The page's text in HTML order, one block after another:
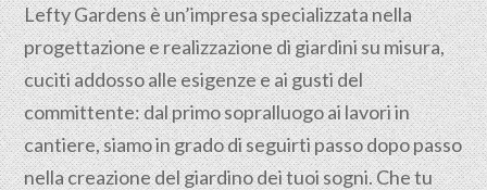
Lefty Gardens è un’impresa specializzata nella
progettazionee realizzazione di giardini su misura,
cuciti addosso alle esigenze e ai gusti del
committente: dal primo sopralluogo ai lavori in
cantiere, siamo in grado di seguirti passo dopo passo
nella creazione del giardino dei tuoi sogni. Che tu